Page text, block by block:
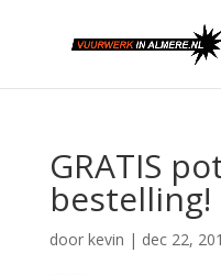
GRATIS
bestelling!
door kevin | dec 22,